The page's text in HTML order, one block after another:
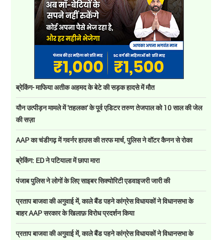
ब्रेकिंग- माफिया अतीक अहमद के बेटे की सड़क हादसे में मौत
यौन उत्पीड़न मामले में 'तहलका' के पूर्व एडिटर तरुण तेजपाल को 10 साल की जेल
की सज़ा
AAP का चंडीगढ़ में गवर्नर हाउस की तरफ मार्च, पुलिस ने वॉटर कैनन से रोका
ब्रेकिंग: ED ने पटियाला में छापा मारा
पंजाब पुलिस ने लोगों के लिए साइबर सिक्योरिटी एडवाइजरी जारी की
प्रताप बाजवा की अगुवाई में, काले बैंड पहने कांग्रेस विधायकों ने विधानसभा के
बाहर AAP सरकार के खिलाफ़ विरोध प्रदर्शन किया
प्रताप बाजवा की अगुवाई में, काले बैंड पहने कांग्रेस विधायकों ने विधानसभा के